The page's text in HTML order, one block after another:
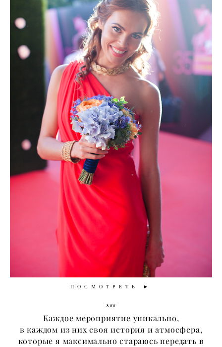
ПОСМОТРЕТЬ ►
***
Каждое мероприятие уникально,
в каждом из них своя история и атмосфера,
которые я максимально стараюсь передать в